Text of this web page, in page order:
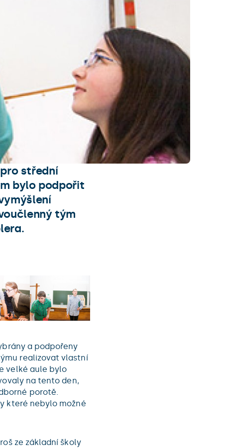
střední
bylo podpořit
tým
a podpořeny
realizovat vlastní
velké aule bylo
na tento den,
porotě.
které nebylo možné
ze základní školy